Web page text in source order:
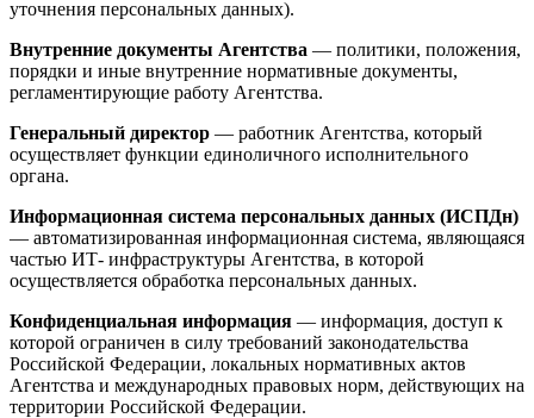
уточнения персональных данных).
Внутренние документы Агентства — политики, положения,
порядки и иные внутренние нормативные документы,
регламентирующие работу Агентства.
Генеральный директор — работник Агентства, который
осуществляет функции единоличного исполнительного
органа.
Информационная система персональных данных (ИСПДн)
— автоматизированная информационная система, являющаяся
частью ИТ- инфраструктуры Агентства, в которой
осуществляется обработка персональных данных.
Конфиденциальная информация — информация, доступ к
которой ограничен в силу требований законодательства
Российской Федерации, локальных нормативных актов
Агентства и международных правовых норм, действующих на
территории Российской Федерации.